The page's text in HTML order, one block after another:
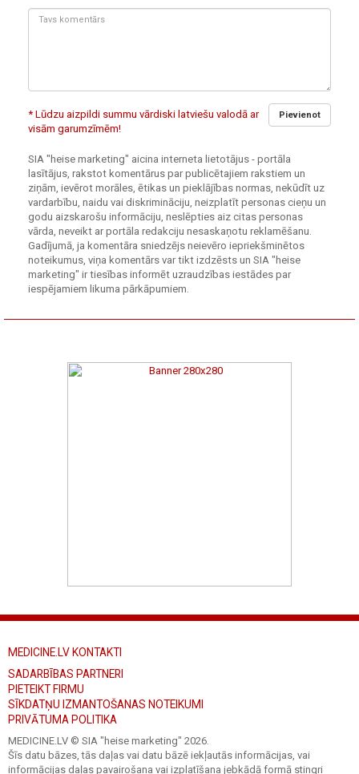
Tavs
Pievienot
* Lūdzu aizpildi summu vārdiski latviešu valodā ar
visām garumzīmēm!
SIA "heise marketing" aicina interneta lietotājus - portāla
lasītājus, rakstot komentārus par publicētajiem rakstiem un
ziņām, ievērot morāles, ētikas un pieklājības normas, nekūdīt uz
vardarbību, naidu vai diskrimināciju, neizplatīt personas cieņu un
godu aizskarošu informāciju, neslēpties aiz citas personas
vārda, neveikt ar portāla redakciju nesaskaņotu reklamēšanu.
Gadījumā, ja komentāra sniedzējs neievēro iepriekšminētos
noteikumus, viņa komentārs var tikt izdzēsts un SIA "heise
marketing" ir tiesības informēt uzraudzības iestādes par
iespējamiem likuma pārkāpumiem.
MEDICINE.LV KONTAKTI
SADARBĪBAS PARTNERI
PIETEIKT FIRMU
SĪKDATŅU IZMANTOŠANAS NOTEIKUMI
PRIVĀTUMA POLITIKA
MEDICINE.LV © SIA "heise marketing" 2026.
Šīs datu bāzes, tās daļas vai datu bāzē iekļautās informācijas, vai
informācijas daļas pavairošana vai izplatīšana jebkādā formā stingri